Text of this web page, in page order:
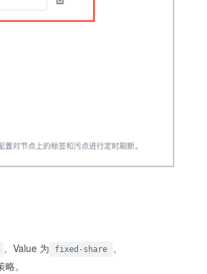
、Value 为 fixed-share
。